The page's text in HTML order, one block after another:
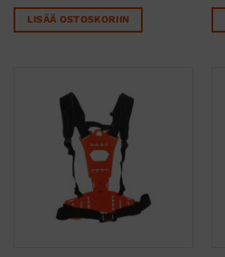
LISÄÄ OSTOSKORIIN